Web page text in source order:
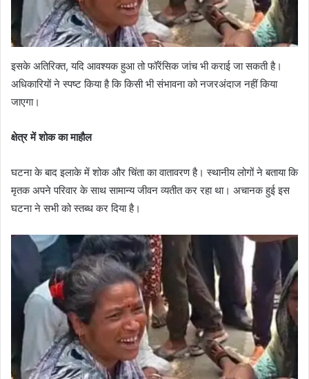
इसके अतिरिक्त, यदि आवश्यक हुआ तो फॉरेंसिक जांच भी कराई जा सकती है।
अधिकारियों ने स्पष्ट किया है कि किसी भी संभावना को नजरअंदाज नहीं किया
जाएगा।
क्षेत्र में शोक का माहौल
घटना के बाद इलाके में शोक और चिंता का वातावरण है। स्थानीय लोगों ने बताया कि
मृतक अपने परिवार के साथ सामान्य जीवन व्यतीत कर रहा था। अचानक हुई इस
घटना ने सभी को स्तब्ध कर दिया है।